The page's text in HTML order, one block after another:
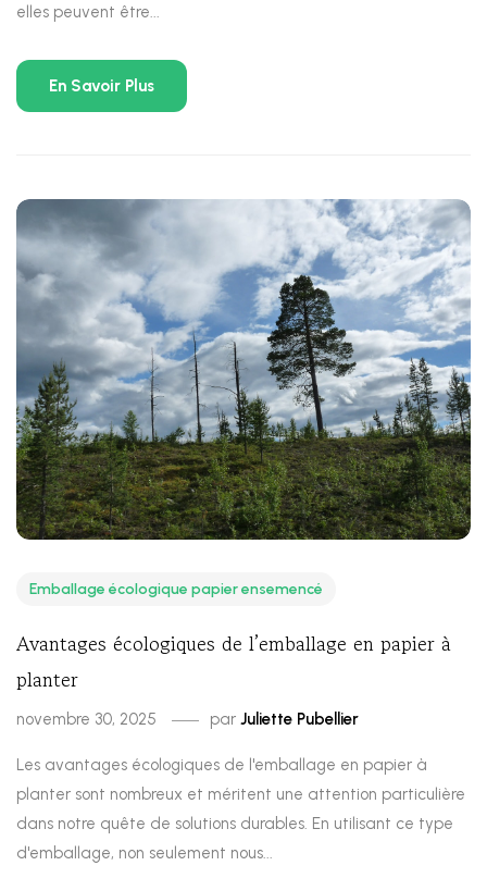
elles peuvent être...
En Savoir Plus
Emballage écologique papier ensemencé
Avantages écologiques de l’emballage en papier à
planter
novembre 30, 2025 par Juliette Pubellier
Les avantages écologiques de l'emballage en papier à
planter sont nombreux et méritent une attention particulière
dans notre quête de solutions durables. En utilisant ce type
d'emballage, non seulement nous...